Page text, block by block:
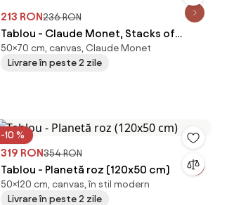
213 RON236 RON
Tablou - Claude Monet, Stacks of
Wheat (End of Summer) , reproducere
(70x50 cm)
50×70 cm, canvas, Claude Monet
Livrare în peste 2 zile
-10 %
319 RON354 RON
Tablou - Planetă roz (120x50 cm)
50×120 cm, canvas, în stil modern
Livrare în peste 2 zile